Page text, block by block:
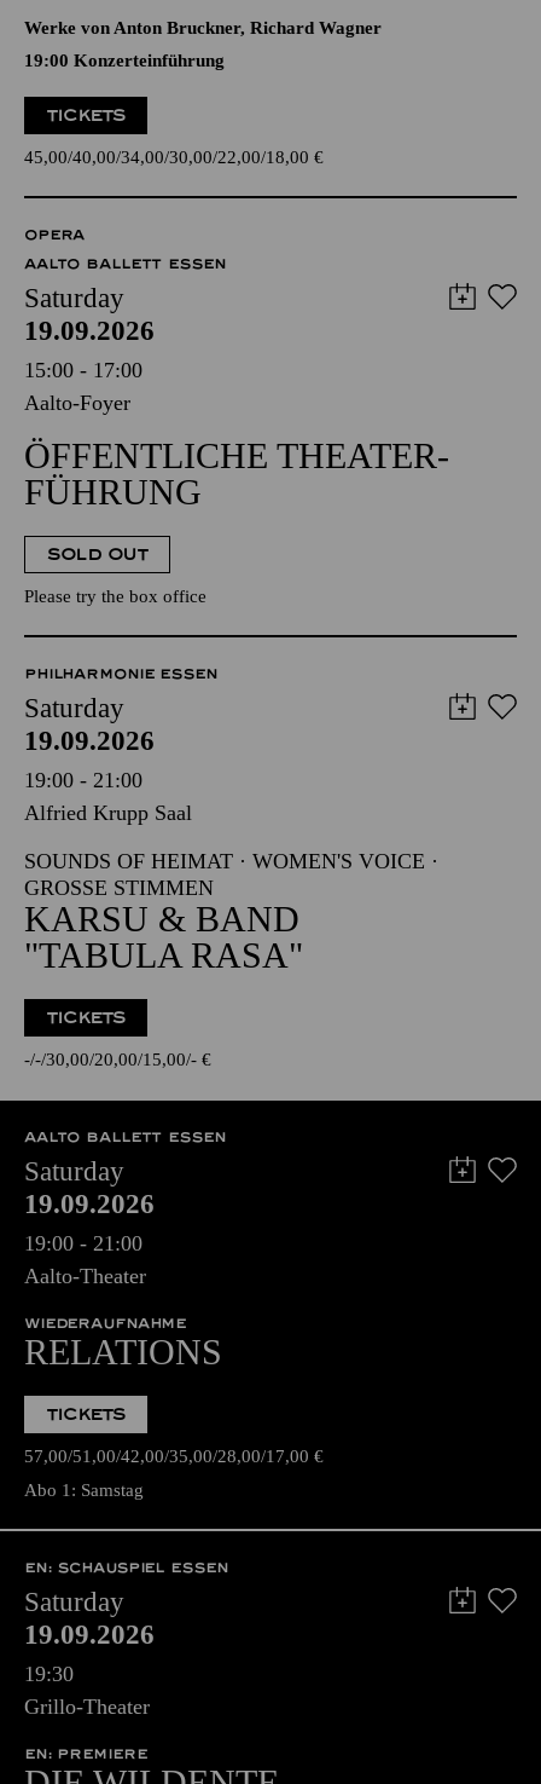
Werke von Anton Bruckner, Richard Wagner
19:00 Konzerteinführung
TICKETS
45,00 40,00 34,00 30,00 22,00 18,00 €
OPERA
AALTO BALLETT ESSEN
Saturday
19.09.2026
15:00 - 17:00
Aalto-Foyer
ÖFFENTLICHE THEATER­
FÜHRUNG
SOLD OUT
Please try the box office
PHILHARMONIE ESSEN
Saturday
19.09.2026
19:00 - 21:00
Alfried Krupp Saal
SOUNDS OF HEIMAT · WOMEN'S VOICE ·
GROSSE STIMMEN
KARSU & BAND
"TABULA RASA"
TICKETS
- - 30,00 20,00 15,00 - €
AALTO BALLETT ESSEN
Saturday
19.09.2026
19:00 - 21:00
Aalto-Theater
WIEDERAUFNAHME
RELATIONS
TICKETS
57,00 51,00 42,00 35,00 28,00 17,00 €
Abo 1: Samstag
EN: SCHAUSPIEL ESSEN
Saturday
19.09.2026
19:30
Grillo-Theater
EN: PREMIERE